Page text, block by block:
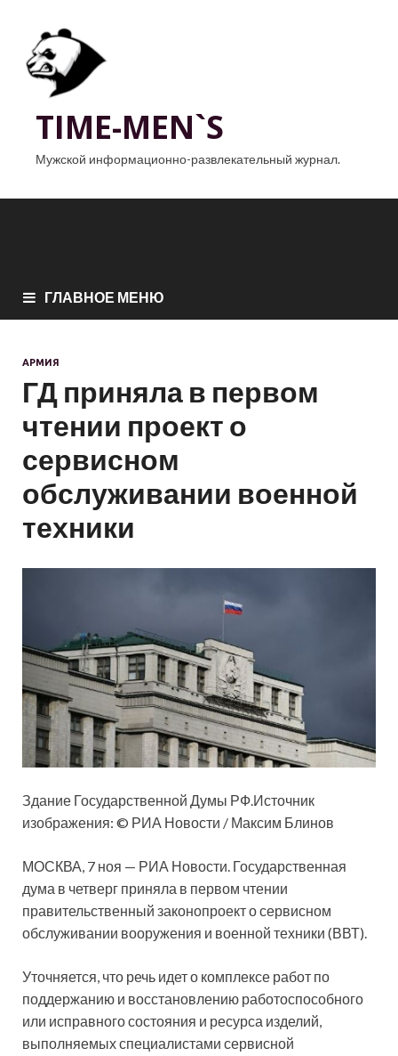
TIME-MEN`S
Мужской информационно-развлекательный журнал.
ГЛАВНОЕ МЕНЮ
АРМИЯ
ГД приняла в первом
чтении проект о
сервисном
обслуживании военной
техники
Здание Государственной Думы РФ.Источник
изображения: © РИА Новости / Максим Блинов
МОСКВА, 7 ноя — РИА Новости. Государственная
дума в четверг приняла в первом чтении
правительственный законопроект о сервисном
обслуживании вооружения и военной техники (ВВТ).
Уточняется, что речь идет о комплексе работ по
поддержанию и восстановлению работоспособного
или исправного состояния и ресурса изделий,
выполняемых специалистами сервисной